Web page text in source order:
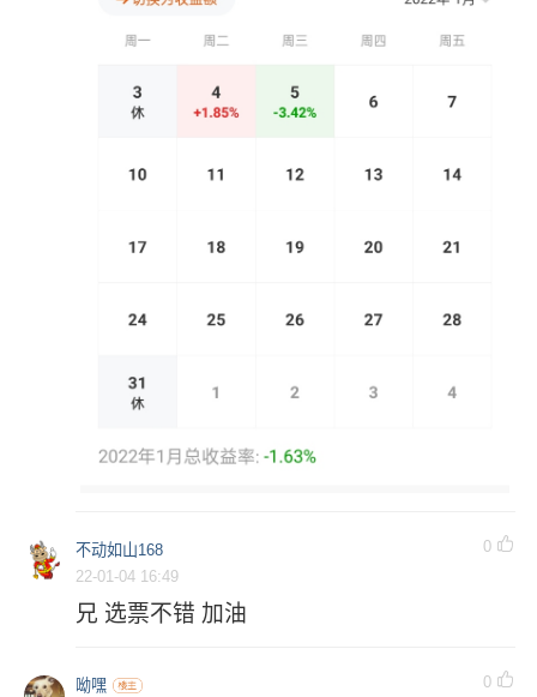
不动如山168
22-01-04 16:49
0
兄 选票不错 加油
呦嘿
0